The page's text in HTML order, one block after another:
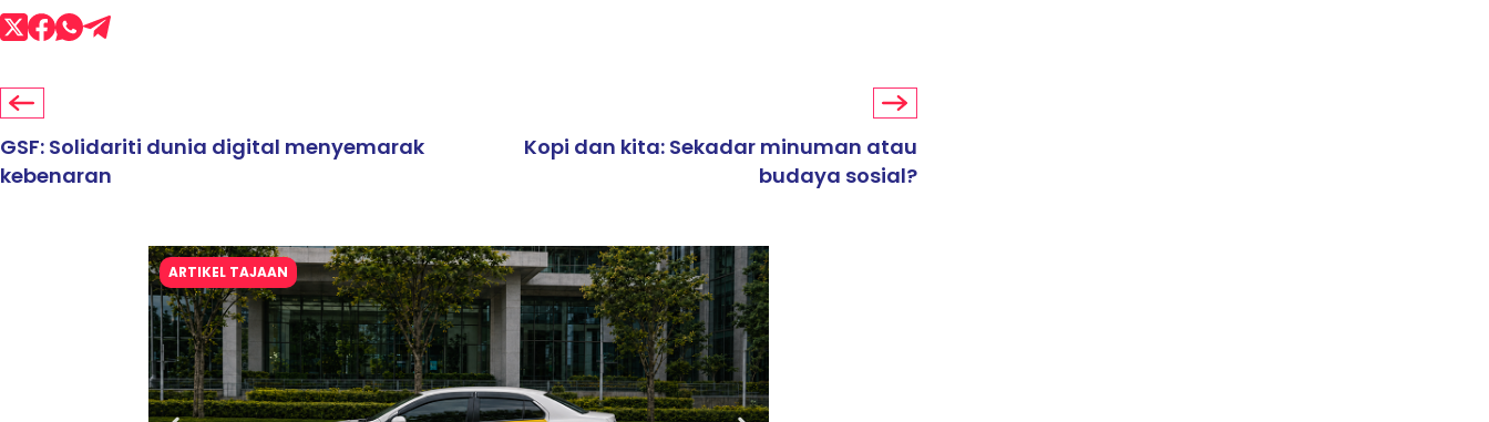
GSF: Solidariti dunia digital menyemarak
kebenaran
Kopi dan kita: Sekadar minuman atau
budaya sosial?
ARTIKEL TAJAAN